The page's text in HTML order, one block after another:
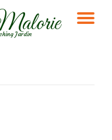
Jardin